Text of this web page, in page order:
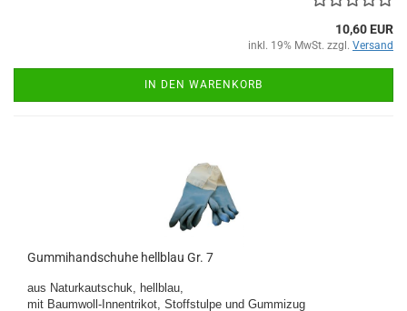
10,60 EUR
inkl. 19% MwSt. zzgl. Versand
IN DEN WARENKORB
Gummihandschuhe hellblau Gr. 7
aus Naturkautschuk, hellblau,
mit Baumwoll-Innentrikot, Stoffstulpe und Gummizug